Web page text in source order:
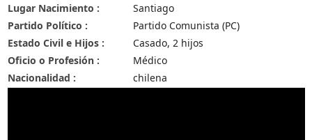
Lugar Nacimiento :
Santiago
Partido Político :
Partido Comunista (PC)
Estado Civil e Hijos :
Casado, 2 hijos
Oficio o Profesión :
Médico
Nacionalidad :
chilena